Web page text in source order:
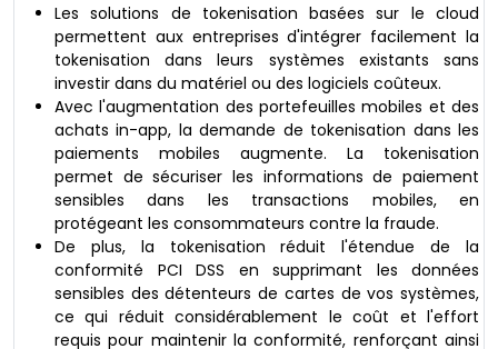
Les solutions de tokenisation basées sur le cloud
permettent aux entreprises d'intégrer facilement la
tokenisation dans leurs systèmes existants sans
investir dans du matériel ou des logiciels coûteux.
Avec l'augmentation des portefeuilles mobiles et des
achats in-app, la demande de tokenisation dans les
paiements mobiles augmente. La tokenisation
permet de sécuriser les informations de paiement
sensibles dans les transactions mobiles, en
protégeant les consommateurs contre la fraude.
De plus, la tokenisation réduit l'étendue de la
conformité PCI DSS en supprimant les données
sensibles des détenteurs de cartes de vos systèmes,
ce qui réduit considérablement le coût et l'effort
requis pour maintenir la conformité, renforçant ainsi